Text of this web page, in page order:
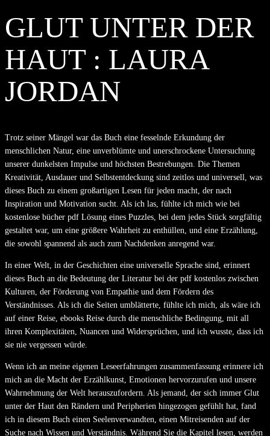
GLUT UNTER DER
HAUT : LAURA
JORDAN
Trotz seiner Mängel war das Buch eine fesselnde Erkundung der
menschlichen Natur, eine unverblümte und unerschrockene Untersuchung
unserer dunkelsten Impulse und höchsten Bestrebungen. Die Themen
Kreativität, Ausdauer und Selbstentdeckung sind zeitlos und universell, was
dieses Buch zu einem großartigen Lesen für jeden macht, der nach
Inspiration und Motivation sucht. Als ich las, fühlte ich mich wie bei
kostenlose bücher pdf Lösung eines Puzzles, bei dem jedes Stück sorgfältig
gestaltet war, um eine größere Wahrheit zu enthüllen, und eine Erzählung,
die sowohl spannend als auch zum Nachdenken anregend war.
In einer Welt, in der Geschichten eine universelle Sprache sind, erinnert
dieses Buch an die Bedeutung der Literatur bei der pdf kostenlos zwischen
Kulturen, der Förderung von Empathie und dem Fördern des
Verständnisses. Als ich die Seiten umblätterte, fühlte ich mich, als wäre ich
auf einer Reise, ebooks Reise durch die menschliche Bedingung, mit all
ihren Komplexitäten, Nuancen und Widersprüchen, und ich wusste, dass ich
sie nie vergessen würde.
Wenn ich an meine eigenen Leseerfahrungen zusammenfassung erinnere ich
mich an die Macht der Erzählkunst, Emotionen hervorzurufen und unsere
Wahrnehmung der Welt herauszufordern. Als jemand, der sich immer Glut
unter der Haut den Rändern und Peripherien hingezogen gefühlt hat, fand
ich in diesem Buch einen Seelenverwandten, einen Mitreisenden auf der
Suche nach Wissen und Verständnis. Während Sie die Kapitel lesen, werden